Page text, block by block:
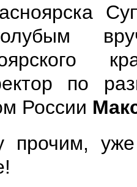
по
России
прочим,